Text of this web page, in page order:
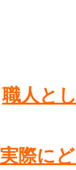
職人と
実際に